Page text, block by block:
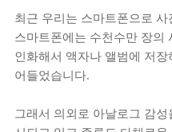
최근 우리는 스마트폰으로
스마트폰에는 수천수만 장의
인화해서 액자나 앨범에 저
어들었습니다.
그래서 의외로 아날로그 감